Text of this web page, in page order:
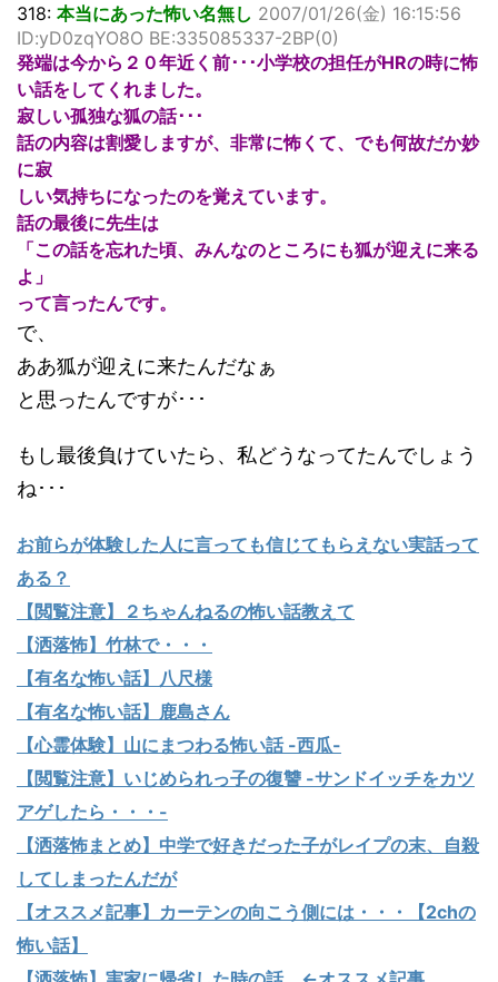
318: 本当にあった怖い名無し 2007/01/26(金) 16:15:56
ID:yD0zqYO8O BE:335085337-2BP(0)
発端は今から２０年近く前･･･小学校の担任がHRの時に怖
い話をしてくれました。
寂しい孤独な狐の話･･･
話の内容は割愛しますが、非常に怖くて、でも何故だか妙
に寂
しい気持ちになったのを覚えています。
話の最後に先生は
「この話を忘れた頃、みんなのところにも狐が迎えに来る
よ」
って言ったんです。
で、
ああ狐が迎えに来たんだなぁ
と思ったんですが･･･
もし最後負けていたら、私どうなってたんでしょう
ね･･･
お前らが体験した人に言っても信じてもらえない実話って
ある？
【閲覧注意】２ちゃんねるの怖い話教えて
【洒落怖】竹林で・・・
【有名な怖い話】八尺様
【有名な怖い話】鹿島さん
【心霊体験】山にまつわる怖い話 -西瓜-
【閲覧注意】いじめられっ子の復讐 -サンドイッチをカツ
アゲしたら・・・-
【洒落怖まとめ】中学で好きだった子がレイプの末、自殺
してしまったんだが
【オススメ記事】カーテンの向こう側には・・・【2chの
怖い話】